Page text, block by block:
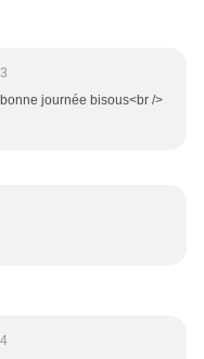
journée bisous<br />